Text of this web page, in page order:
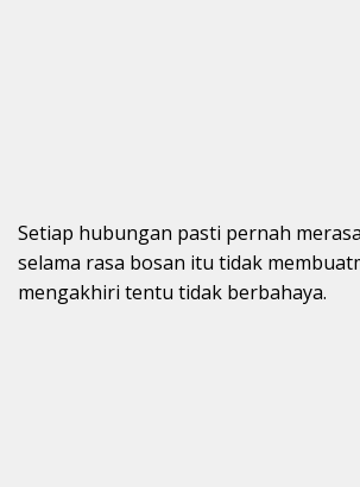
Setiap hubungan pasti pernah
selama rasa bosan itu tidak
mengakhiri tentu tidak berbahaya.